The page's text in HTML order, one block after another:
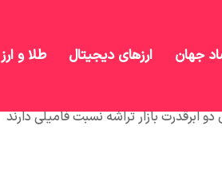
جهان ارزهای دیجیتال طلا و ارز
ابرقدرت بازار تراشه نسبت فامیلی دارند